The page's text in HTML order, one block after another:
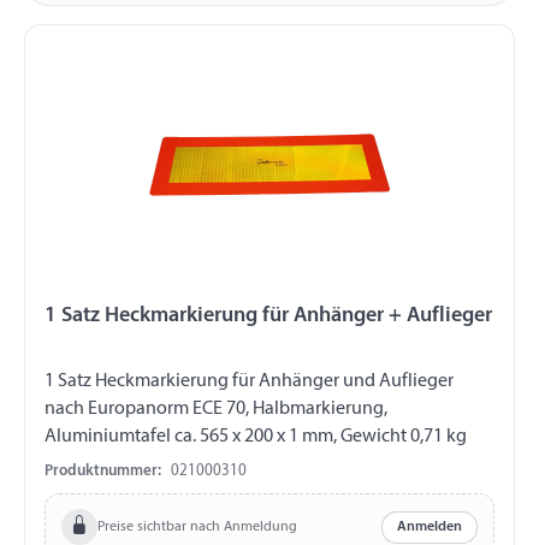
1 Satz Heckmarkierung für Anhänger + Auflieger
1 Satz Heckmarkierung für Anhänger und Auflieger
nach Europanorm ECE 70, Halbmarkierung,
Aluminiumtafel ca. 565 x 200 x 1 mm, Gewicht 0,71 kg
Produktnummer: 021000310
Preise sichtbar nach Anmeldung Anmelden